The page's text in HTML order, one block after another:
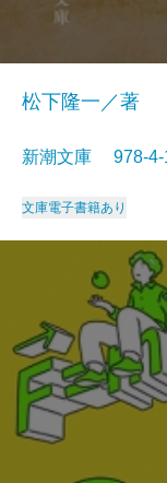
松下隆一／著
新潮文庫 978-
文庫電子書籍あり